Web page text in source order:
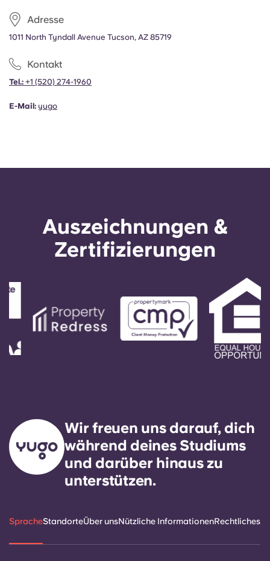
Adresse
1011 North Tyndall Avenue Tucson, AZ 85719
Kontakt
Tel.: +1 (520) 274-1960
E-Mail: yugo
Auszeichnungen &
Zertifizierungen
Wir freuen uns darauf, dich
während deines Studiums
und darüber hinaus zu
unterstützen.
SpracheStandorteÜber unsNützliche InformationenRechtliches